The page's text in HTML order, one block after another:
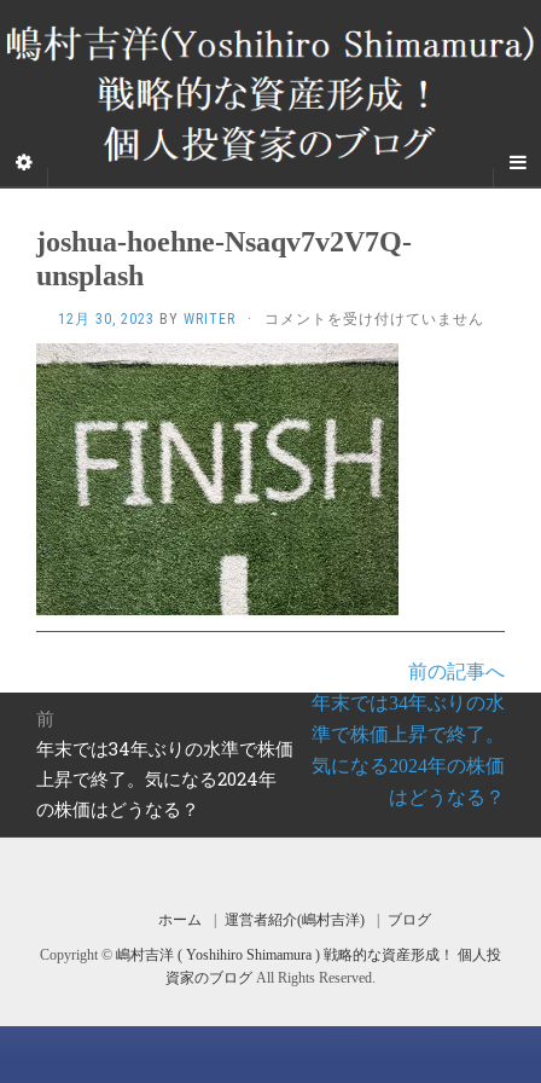
joshua-hoehne-Nsaqv7v2V7Q-
unsplash
12月 30, 2023 BY WRITER ·
JOSHUA-
HOEHNE-
NSAQV7V2V7Q-
UNSPLASH
は
コメントを受け付けていません
前の記事へ
年末では34年ぶりの水
準で株価上昇で終了。
気になる2024年の株価
はどうなる？
前
前
の
投
稿:
年末では34年ぶりの水準で株価
上昇で終了。気になる2024年
の株価はどうなる？
ホーム 運営者紹介(嶋村吉洋) ブログ
Copyright © 嶋村吉洋 ( Yoshihiro Shimamura ) 戦略的な資産形成！ 個人投
資家のブログ All Rights Reserved.